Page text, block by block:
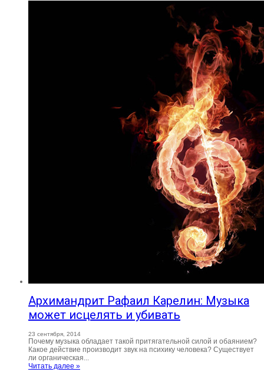
Архимандрит Рафаил Карелин: Музыка
может исцелять и убивать
23 сентября, 2014
Почему музыка обладает такой притягательной силой и обаянием?
Какое действие производит звук на психику человека? Существует
ли органическая...
Читать далее »